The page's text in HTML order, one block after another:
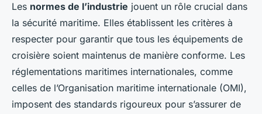
Les normes de l’industrie jouent un rôle crucial dans
la sécurité maritime. Elles établissent les critères à
respecter pour garantir que tous les équipements de
croisière soient maintenus de manière conforme. Les
réglementations maritimes internationales, comme
celles de l’Organisation maritime internationale (OMI),
imposent des standards rigoureux pour s’assurer de